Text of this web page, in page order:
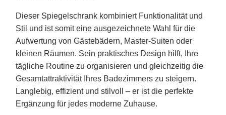
Dieser Spiegelschrank kombiniert Funktionalität und
Stil und ist somit eine ausgezeichnete Wahl für die
Aufwertung von Gästebädern, Master-Suiten oder
kleinen Räumen. Sein praktisches Design hilft, Ihre
tägliche Routine zu organisieren und gleichzeitig die
Gesamtattraktivität Ihres Badezimmers zu steigern.
Langlebig, effizient und stilvoll – er ist die perfekte
Ergänzung für jedes moderne Zuhause.